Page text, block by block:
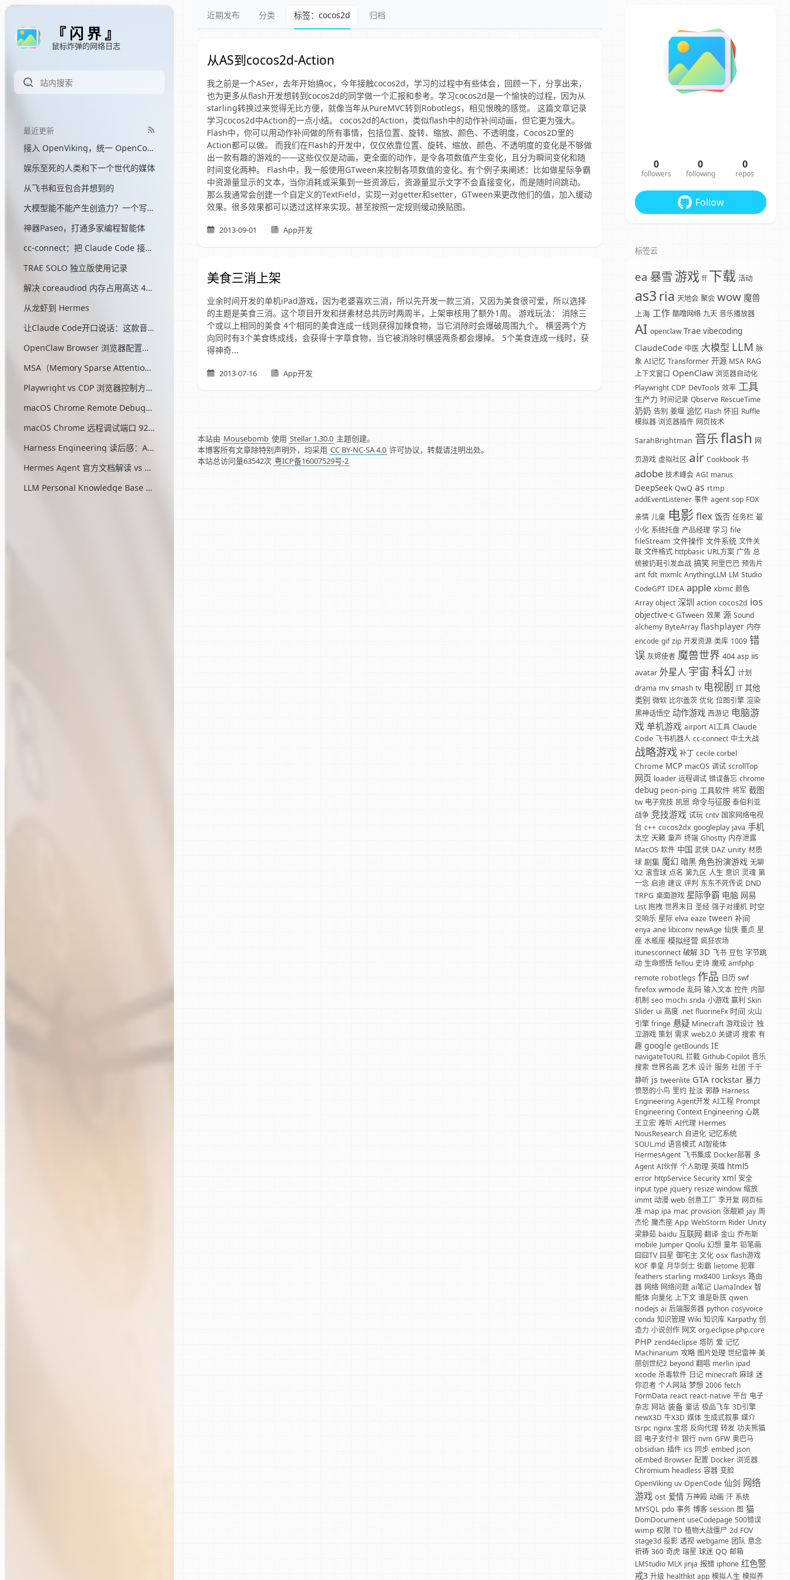
『 闪 界 』
鼠标炸弹的网络日志
最近更新
接入 OpenViking，统一 OpenCode 和 Hermes 的记忆
娱乐至死的人类和下一个世代的媒体
从飞书和豆包合并想到的
大模型能不能产生创造力？一个写了三个月网文的程序员的答案
神器Paseo，打通多家编程智能体
cc-connect：把 Claude Code 接入飞书
TRAE SOLO 独立版使用记录
解决 coreaudiod 内存占用高达 45G 的问题
从龙虾到 Hermes
让Claude Code开口说话：这款音效插件让我把编程玩成了游戏
OpenClaw Browser 浏览器配置指南
MSA（Memory Sparse Attention）— 突破 AI 记忆瓶颈的开源方案
Playwright vs CDP 浏览器控制方式对比
macOS Chrome Remote Debugging 配置
macOS Chrome 远程调试端口 9222 启动问题与最终解决方案
Harness Engineering 读后感：AI工程的第三次范式转移
Hermes Agent 官方文档解读 vs OpenClaw
LLM Personal Knowledge Base Pattern (Karpathy)
近期发布 分类 标签：cocos2d 归档
从AS到cocos2d-Action
我之前是一个ASer，去年开始搞oc，今年接触cocos2d，学习的过程中有些体会，回顾一下，分享出来，
也为更多从flash开发想转到cocos2d的同学做一个汇报和参考。学习cocos2d是一个愉快的过程，因为从
starling转换过来觉得无比方便，就像当年从PureMVC转到Robotlegs，相见恨晚的感觉。 这篇文章记录
学习cocos2d中Action的一点小结。 cocos2d的Action，类似flash中的动作补间动画，但它更为强大。
Flash中，你可以用动作补间做的所有事情，包括位置、旋转、缩放、颜色、不透明度，Cocos2D里的
Action都可以做。 而我们在Flash的开发中，仅仅依靠位置、旋转、缩放、颜色、不透明度的变化是不够做
出一款有趣的游戏的——这些仅仅是动画，更全面的动作，是令各项数值产生变化，且分为瞬间变化和随
时间变化两种。 Flash中，我一般使用GTween来控制各项数值的变化。有个例子来阐述：比如做星际争霸
中资源量显示的文本，当你消耗或采集到一些资源后，资源量显示文字不会直接变化，而是随时间跳动。
那么我通常会创建一个自定义的TextField，实现一对getter和setter，GTween来更改他们的值，加入缓动
效果。很多效果都可以透过这样来实现。甚至按照一定规则缓动换贴图。
2013-09-01 App开发
美食三消上架
业余时间开发的单机iPad游戏，因为老婆喜欢三消，所以先开发一款三消，又因为美食很可爱，所以选择
的主题是美食三消。这个项目开发和拼素材总共历时两周半，上架审核用了额外1周。 游戏玩法： 消除三
个或以上相同的美食 4个相同的美食连成一线则获得加辣食物，当它消除时会爆破周围九个。 横竖两个方
向同时有3个美食练成线，会获得十字章食物，当它被消除时横竖两条都会爆掉。 5个美食连成一线时，获
得神奇...
2013-07-16 App开发
本站由 Mousebomb 使用 Stellar 1.30.0 主题创建。
本博客所有文章除特别声明外，均采用 CC BY-NC-SA 4.0 许可协议，转载请注明出处。
本站总访问量63542次 粤ICP备16007529号-2
0
followers
0
following
0
repos
Follow
标签云
ea 暴雪 游戏 ff 下载 活动
as3 ria 天地会 聚会 wow 魔兽
上海 工作 酷噜网络 九天 音乐播放器
AI openclaw Trae vibecoding
ClaudeCode 中医 大模型 LLM 脉
象 AI记忆 Transformer 开源 MSA RAG
上下文窗口 OpenClaw 浏览器自动化
Playwright CDP DevTools 效率 工具
生产力 时间记录 Qbserve RescueTime
奶奶 告别 姜堰 追忆 Flash 怀旧 Ruffle
模拟器 浏览器插件 网页技术
SarahBrightman 音乐flash 网
页游戏 虚拟社区 air Cookbook 书
adobe 技术峰会 AGI manus
DeepSeek QwQ as rtmp
addEventListener 事件 agent sop FOX
亲情 儿童 电影 flex 饭否 任务栏 最
小化 系统托盘 产品经理 学习 file
fileStream 文件操作 文件系统 文件关
联 文件格式 httpbasic URL方案 广告 总
统被扔鞋引发血战 搞笑 阿里巴巴 预告片
ant fdt mxmlc AnythingLLM LM Studio
CodeGPT IDEA apple xbmc 颜色
Array object 深圳 action cocos2d ios
objective-c GTween 效果 源 Sound
alchemy ByteArray flashplayer 内存
encode gif zip 开发资源 类库 1009 错
误 灰烬使者 魔兽世界 404 asp iis
avatar 外星人 宇宙 科幻 计划
drama mv smash tv 电视剧 IT 其他
类别 微软 比尔盖茨 优化 位图引擎 渲染
黑神话悟空 动作游戏 西游记 电脑游
戏 单机游戏 airport AI工具 Claude
Code 飞书机器人 cc-connect 中土大战
战略游戏 补丁 cecile corbel
Chrome MCP macOS 调试 scrollTop
网页 loader 远程调试 错误备忘 chrome
debug peon-ping 工具软件 将军 截图
tw 电子竞技 凯恩 命令与征服 泰伯利亚
战争 竞技游戏 试玩 cntv 国家网络电视
台 c++ cocos2dx googleplay java 手机
太空 天籁 童声 终端 Ghostty 内存泄露
MacOS 软件 中国 武侠 DAZ unity 材质
球 剧集 魔幻 暗黑 角色扮演游戏 无聊
X2 滚雪球 点名 第九区 人生 意识 灵魂 第
一念 启迪 建议 评判 东东不死传说 DND
TRPG 桌面游戏 星际争霸 电脑 网易
List 拖拽 世界末日 圣经 强子对撞机 时空
交响乐 星际 elva eaze tween 补间
enya ane libiconv newAge 仙侠 董贞 星
座 水瓶座 模拟经营 疯狂农场
itunesconnect 破解 3D 飞书 豆包 字节跳
动 生命感悟 fellou 史诗 魔戒 amfphp
remote robotlegs 作品 日历 swf
firefox wmode 乱码 输入文本 控件 内部
机制 seo mochi snda 小游戏 赢利 Skin
Slider ui 高度 .net fluorineFx 时间 火山
引擎 fringe 悬疑 Minecraft 游戏设计 独
立游戏 策划 需求 web2.0 关键词 搜索 有
趣 google getBounds IE
navigateToURL 拦截 Github-Copilot 音乐
搜索 世界名画 艺术 设计 服务 社团 千千
静听 js tweenlite GTA rockstar 暴力
愤怒的小鸟 里约 扯淡 郭静 Harness
Engineering Agent开发 AI工程 Prompt
Engineering Context Engineering 心跳
王立宏 难听 AI代理 Hermes
NousResearch 自进化 记忆系统
SOUL.md 语音模式 AI智能体
HermesAgent 飞书集成 Docker部署 多
Agent AI伙伴 个人助理 英雄 html5
error httpService Security xml 安全
input type jquery resize window 缩放
immt 动漫 web 创意工厂 李开复 网页标
准 map ipa mac provision 张靓颖 jay 周
杰伦 魔杰座 App WebStorm Rider Unity
梁静茹 baidu 互联网 翻译 金山 乔布斯
mobile Jumper Qoolu 幻想 童年 铅笔画
囧囧TV 囧星 御宅主 文化 osx flash游戏
KOF 拳皇 月华剑士 街霸 lietome 犯罪
feathers starling mx8400 Linksys 路由
器 网络 网络问题 ai笔记 LlamaIndex 智
能体 向量化 上下文 谁是卧底 qwen
nodejs ai 后端服务器 python cosyvoice
conda 知识管理 Wiki 知识库 Karpathy 创
造力 小说创作 网文 org.eclipse.php.core
PHP zend4eclipse 塔防 爱 记忆
Machinarium 攻略 图片处理 世纪雷神 美
丽创世纪2 beyond 翻唱 merlin ipad
xcode 杀毒软件 日记 minecraft 麻球 迷
你忍者 个人网站 梦想 2006 fetch
FormData react react-native 平台 电子
杂志 网站 装备 童话 极品飞车 3D引擎
newX3D 牛X3D 媒体 生成式叙事 媒介
tsrpc nginx 宝塔 反向代理 转发 功夫熊猫
囧 电子支付卡 银行 nvm GFW 奥巴马
obsidian 插件 ics 同步 embed json
oEmbed Browser 配置 Docker 浏览器
Chromium headless 容器 变脸
OpenViking uv OpenCode 仙剑 网络
游戏 ost 爱情 万神殿 动画 汗 系统
MYSQL pdo 事务 博客 session 图 猫
DomDocument useCodepage 500错误
wimp 权限 TD 植物大战僵尸 2d FOV
stage3d 投影 透视 webgame 团队 意念
祈祷 360 奇虎 瑞星 球迷 QQ 邮箱
LMStudio MLX jinja 报错 iphone 红色警
戒3 升级 healthkit app 模拟人生 模拟养